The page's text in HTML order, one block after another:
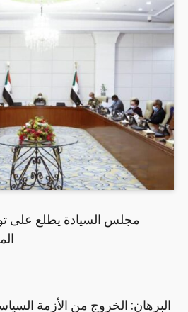
مجلس السيادة يطلع على
البرهان: الخروج من الأزمة